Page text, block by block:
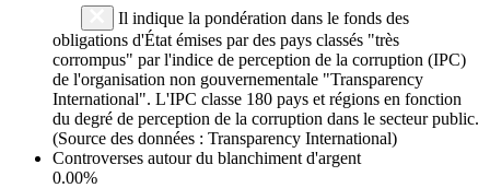
Il indique la pondération dans le fonds des
obligations d'État émises par des pays classés "très
corrompus" par l'indice de perception de la corruption (IPC)
de l'organisation non gouvernementale "Transparency
International". L'IPC classe 180 pays et régions en fonction
du degré de perception de la corruption dans le secteur public.
(Source des données : Transparency International)
Controverses autour du blanchiment d'argent
0.00%